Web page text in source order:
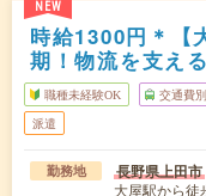
NEW
時給1300円＊【
期！物流を支え
職種未経験OK 交通費
派遣
勤務地 長野県上田市
大屋駅から徒